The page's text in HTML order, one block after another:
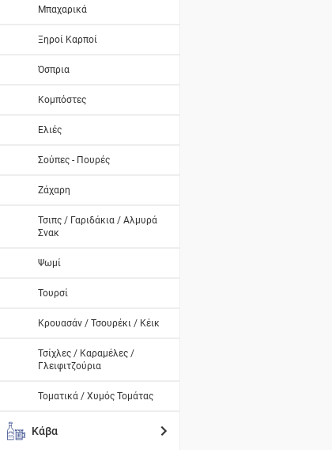
Μπαχαρικά
Ξηροί Καρποί
Όσπρια
Κομπόστες
Ελιές
Σούπες - Πουρές
Ζάχαρη
Τσιπς / Γαριδάκια / Αλμυρά
Σνακ
Ψωμί
Τουρσί
Κρουασάν / Τσουρέκι / Κέικ
Τσίχλες / Καραμέλες /
Γλειφιτζούρια
Τοματικά / Χυμός Τομάτας
Κάβα